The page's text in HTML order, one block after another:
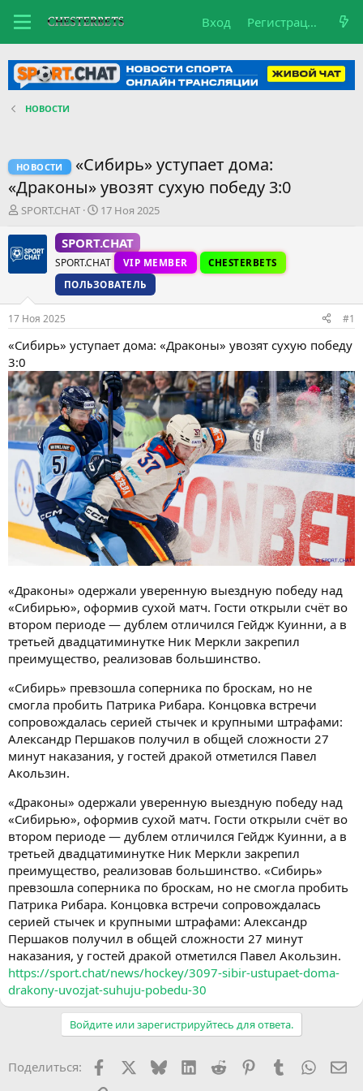
Вход Регистрация
НОВОСТИ
НОВОСТИ
«Сибирь» уступает дома:
«Драконы» увозят сухую победу 3:0
А
т
о
е
м
ы
SPORT.CHAT
Д
т
а
н
а
ч
л
а
17 Ноя 2025
SPORT.CHAT
SPORT.CHAT VIP MEMBER
CHESTERBETS
ПОЛЬЗОВАТЕЛЬ
17 Ноя 2025 #1
«Сибирь» уступает дома: «Драконы» увозят сухую победу
3:0
«Драконы» одержали уверенную выездную победу над
«Сибирью», оформив сухой матч. Гости открыли счёт во
втором периоде — дублем отличился Гейдж Куинни, а в
третьей двадцатиминутке Ник Меркли закрепил
преимущество, реализовав большинство.
«Сибирь» превзошла соперника по броскам, но не
смогла пробить Патрика Рибара. Концовка встречи
сопровождалась серией стычек и крупными штрафами:
Александр Першаков получил в общей сложности 27
минут наказания, у гостей дракой отметился Павел
Акользин.
«Драконы» одержали уверенную выездную победу над
«Сибирью», оформив сухой матч. Гости открыли счёт во
втором периоде — дублем отличился Гейдж Куинни, а в
третьей двадцатиминутке Ник Меркли закрепил
преимущество, реализовав большинство. «Сибирь»
превзошла соперника по броскам, но не смогла пробить
Патрика Рибара. Концовка встречи сопровождалась
серией стычек и крупными штрафами: Александр
Першаков получил в общей сложности 27 минут
наказания, у гостей дракой отметился Павел Акользин.
https://sport.chat/news/hockey/3097-sibir-ustupaet-doma-
drakony-uvozjat-suhuju-pobedu-30
Войдите или зарегистрируйтесь для ответа.
Поделиться: FacebookX (Twitter)
BlueskyLinkedIn
Reddit PinterestTumblr